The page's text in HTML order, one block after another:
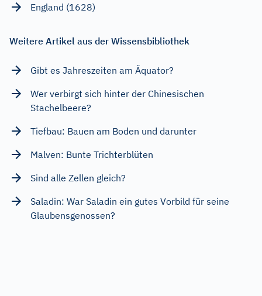
England (1628)
Weitere Artikel aus der Wissensbibliothek
Gibt es Jahreszeiten am Äquator?
Wer verbirgt sich hinter der Chinesischen
Stachelbeere?
Tiefbau: Bauen am Boden und darunter
Malven: Bunte Trichterblüten
Sind alle Zellen gleich?
Saladin: War Saladin ein gutes Vorbild für seine
Glaubensgenossen?